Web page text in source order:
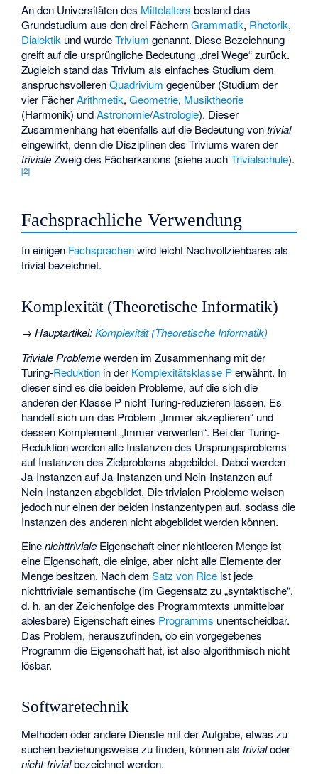
An den Universitäten des Mittelalters bestand das
Grundstudium aus den drei FächernGrammatik, Rhetorik,
Dialektik und wurdeTrivium genannt. Diese Bezeichnung
greift auf die ursprüngliche Bedeutung „drei Wege“ zurück.
Zugleich stand das Trivium als einfaches Studium dem
anspruchsvollerenQuadrivium gegenüber (Studium der
vier FächerArithmetik,Geometrie, Musiktheorie
(Harmonik) undAstronomie/Astrologie). Dieser
Zusammenhang hat ebenfalls auf die Bedeutung vontrivial
eingewirkt, denn die Disziplinen des Triviums waren der
trivialeZweig des Fächerkanons (siehe auchTrivialschule).
[2]
Fachsprachliche Verwendung
In einigen Fachsprachenwird leicht Nachvollziehbares als
trivial bezeichnet.
Komplexität (Theoretische Informatik)
→Hauptartikel:Komplexität (Theoretische Informatik)
Triviale Problemewerden im Zusammenhang mit der
Turing-Reduktion in der Komplexitätsklasse Perwähnt. In
dieser sind es die beiden Probleme, auf die sich die
anderen der Klasse P nicht Turing-reduzieren lassen. Es
handelt sich um das Problem „Immer akzeptieren“ und
dessen Komplement „Immer verwerfen“. Bei der Turing-
Reduktion werden alle Instanzen des Ursprungsproblems
auf Instanzen des Zielproblems abgebildet. Dabei werden
Ja-Instanzen auf Ja-Instanzen und Nein-Instanzen auf
Nein-Instanzen abgebildet. Die trivialen Probleme weisen
jedoch nur einen der beiden Instanzentypen auf, sodass die
Instanzen des anderen nicht abgebildet werden können.
Einenichttriviale Eigenschaft einer nichtleeren Menge ist
eine Eigenschaft, die einige, aber nicht alle Elemente der
Menge besitzen. Nach demSatz von Rice ist jede
nichttriviale semantische (im Gegensatz zu „syntaktische“,
d. h. an der Zeichenfolge des Programmtexts unmittelbar
ablesbare) Eigenschafteines Programms unentscheidbar.
Das Problem, herauszufinden, ob ein vorgegebenes
Programm die Eigenschaft hat, ist also algorithmisch nicht
lösbar.
Softwaretechnik
Methoden oder andere Dienste mit der Aufgabe, etwas zu
suchen beziehungsweise zu finden, können alstrivialoder
nicht-trivialbezeichnet werden.